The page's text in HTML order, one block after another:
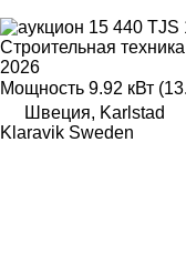
15 440 TJS
Строительная
2026
Мощность 9.92 кВт
Швеция, Karlstad
Klaravik Sweden